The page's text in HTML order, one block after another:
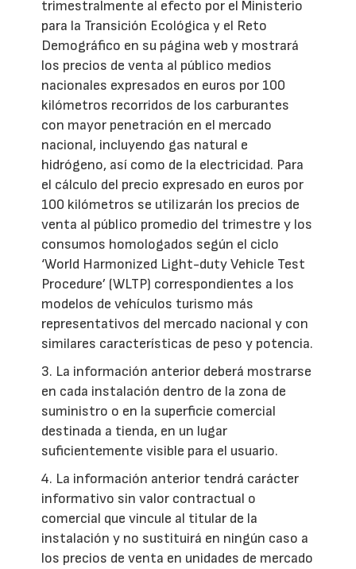
trimestralmente al efecto por el Ministerio
para la Transición Ecológica y el Reto
Demográfico en su página web y mostrará
los precios de venta al público medios
nacionales expresados en euros por 100
kilómetros recorridos de los carburantes
con mayor penetración en el mercado
nacional, incluyendo gas natural e
hidrógeno, así como de la electricidad. Para
el cálculo del precio expresado en euros por
100 kilómetros se utilizarán los precios de
venta al público promedio del trimestre y los
consumos homologados según el ciclo
‘World Harmonized Light-duty Vehicle Test
Procedure’ (WLTP) correspondientes a los
modelos de vehículos turismo más
representativos del mercado nacional y con
similares características de peso y potencia.
3. La información anterior deberá mostrarse
en cada instalación dentro de la zona de
suministro o en la superficie comercial
destinada a tienda, en un lugar
suficientemente visible para el usuario.
4. La información anterior tendrá carácter
informativo sin valor contractual o
comercial que vincule al titular de la
instalación y no sustituirá en ningún caso a
los precios de venta en unidades de mercado